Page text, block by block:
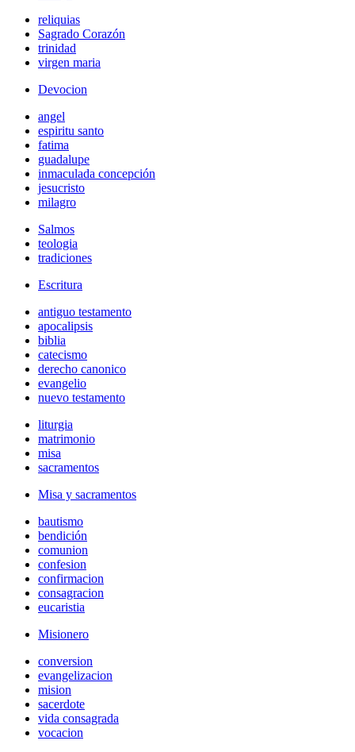
reliquias
Sagrado Corazón
trinidad
virgen maria
Devocion
angel
espiritu santo
fatima
guadalupe
inmaculada concepción
jesucristo
milagro
Salmos
teologia
tradiciones
Escritura
antiguo testamento
apocalipsis
biblia
catecismo
derecho canonico
evangelio
nuevo testamento
liturgia
matrimonio
misa
sacramentos
Misa y sacramentos
bautismo
bendición
comunion
confesion
confirmacion
consagracion
eucaristia
Misionero
conversion
evangelizacion
mision
sacerdote
vida consagrada
vocacion